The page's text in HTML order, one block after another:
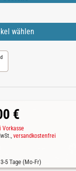
wählen
€
Vorkasse
versandkostenfrei
3-5 Tage (Mo-Fr)